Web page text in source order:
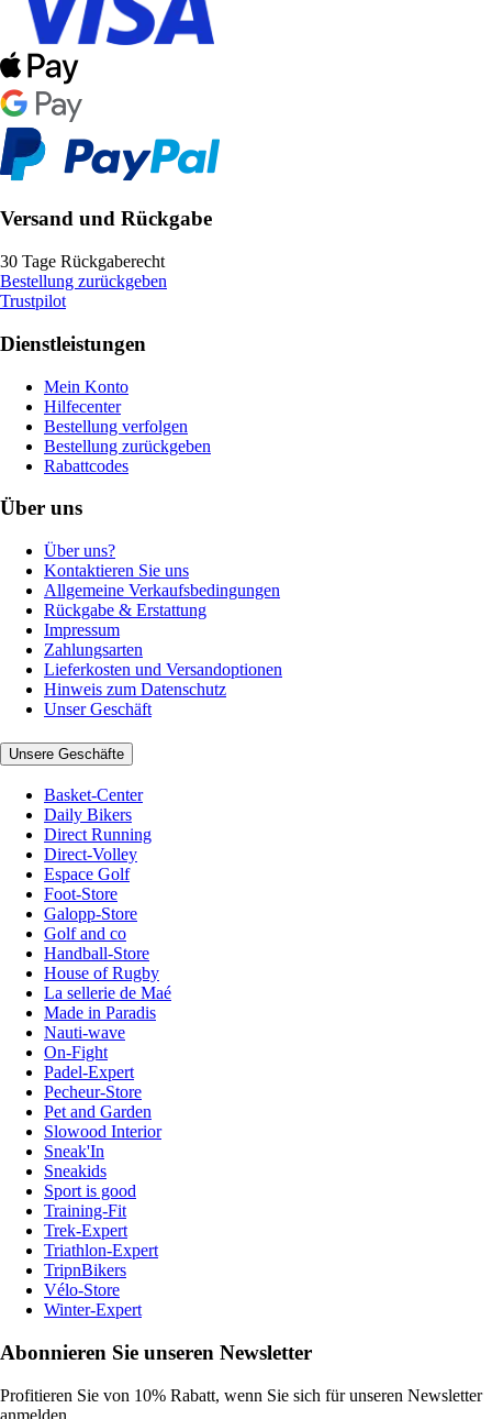
Versand und Rückgabe
30 Tage Rückgaberecht
Bestellung zurückgeben
Trustpilot
Dienstleistungen
Mein Konto
Hilfecenter
Bestellung verfolgen
Bestellung zurückgeben
Rabattcodes
Über uns
Über uns?
Kontaktieren Sie uns
Allgemeine Verkaufsbedingungen
Rückgabe & Erstattung
Impressum
Zahlungsarten
Lieferkosten und Versandoptionen
Hinweis zum Datenschutz
Unser Geschäft
Unsere Geschäfte
Basket-Center
Daily Bikers
Direct Running
Direct-Volley
Espace Golf
Foot-Store
Galopp-Store
Golf and co
Handball-Store
House of Rugby
La sellerie de Maé
Made in Paradis
Nauti-wave
On-Fight
Padel-Expert
Pecheur-Store
Pet and Garden
Slowood Interior
Sneak'In
Sneakids
Sport is good
Training-Fit
Trek-Expert
Triathlon-Expert
TripnBikers
Vélo-Store
Winter-Expert
Abonnieren Sie unseren Newsletter
Profitieren Sie von 10% Rabatt, wenn Sie sich für unseren Newsletter
anmelden